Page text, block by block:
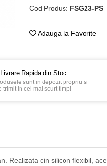
Cod Produs: FSG23-PS
Adauga la Favorite
Livrare Rapida din Stoc
sunt in depozit propriu si
trimit in cel mai scurt timp!
Realizata din silicon flexibil,